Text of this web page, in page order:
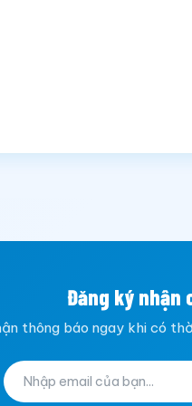
Đăng ký nhận
thông báo ngay khi có